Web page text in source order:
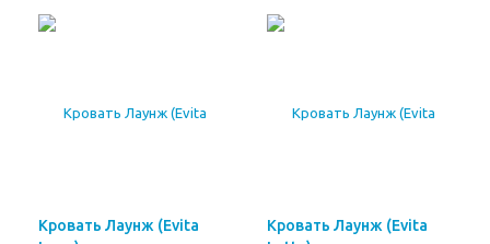
Кровать Лаунж (Evita
Кровать Лаунж (Evita